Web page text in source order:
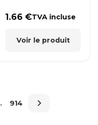
1.66€TVA incluse
Voir le produit
914